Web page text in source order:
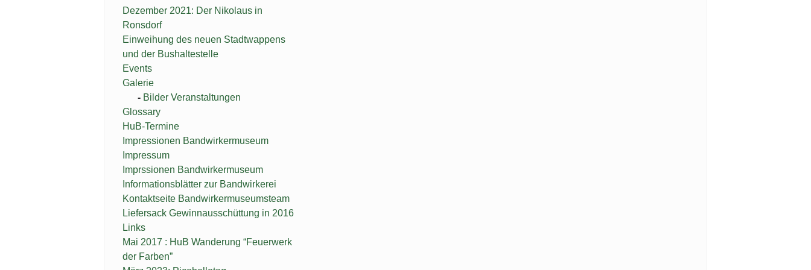
Dezember 2021: Der Nikolaus in
Ronsdorf
Einweihung des neuen Stadtwappens
und der Bushaltestelle
Events
Galerie
Bilder Veranstaltungen
Glossary
HuB-Termine
Impressionen Bandwirkermuseum
Impressum
Imprssionen Bandwirkermuseum
Informationsblätter zur Bandwirkerei
Kontaktseite Bandwirkermuseumsteam
Liefersack Gewinnausschüttung in 2016
Links
Mai 2017 : HuB Wanderung “Feuerwerk
der Farben”